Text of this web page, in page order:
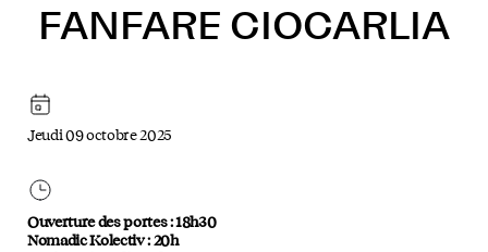
FANFARE CIOCARLIA
Jeudi 09 octobre 2025
Ouverture des portes : 18h30
Nomadic Kolectiv : 20h